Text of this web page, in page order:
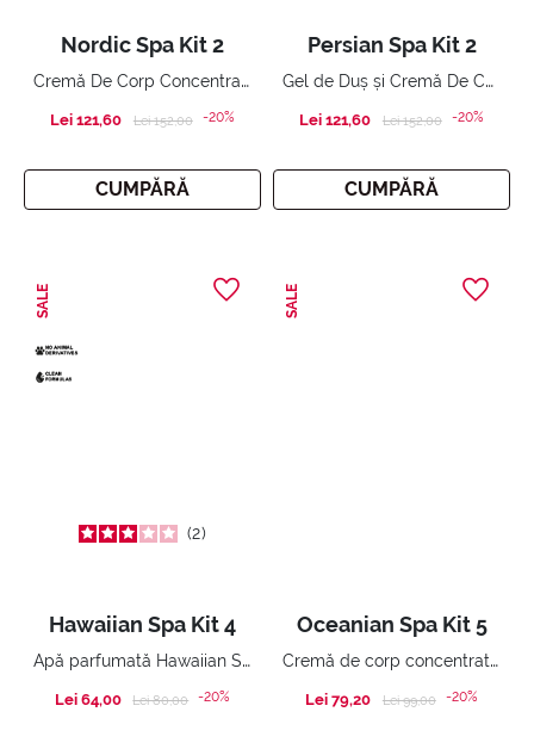
Nordic Spa Kit 2
Cremă De Corp Concentrată Tonifiantă și Gel de Duș Tonifiant
Lei 121,60 Price reduced from
Lei 152,00to-20%
CUMPĂRĂ
Persian Spa Kit 2
Gel de Duș și Cremă De Corp Concentrată Anti-Stres
Lei 121,60 Price reduced from
Lei 152,00to-20%
CUMPĂRĂ
SALE
2
Hawaiian Spa Kit 4
Apă parfumată Hawaiian Spa
Lei 64,00 Price reduced from
Lei 80,00to-20%
SALE
Oceanian Spa Kit 5
Cremă de corp concentrată emolientă
Lei 79,20 Price reduced from
Lei 99,00to-20%